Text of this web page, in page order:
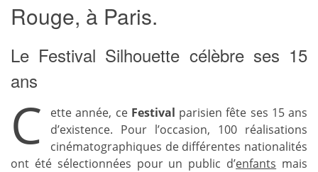
Rouge, à Paris.
Le Festival Silhouette célèbre ses 15
ans
C ette année, ce Festival parisien fête ses 15 ans
d’existence. Pour l’occasion, 100 réalisations
cinématographiques de différentes nationalités
ont été sélectionnées pour un public d’enfants mais